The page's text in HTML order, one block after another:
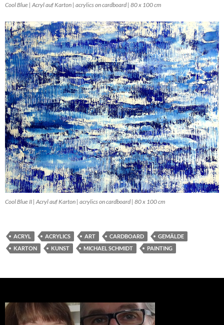
Cool Blue | Acryl auf Karton | acrylics on cardboard | 80 x 100 cm
Cool Blue II | Acryl auf Karton | acrylics on cardboard | 80 x 100 cm
ACRYL ACRYLICS ART CARDBOARD
GEMÄLDE
KARTON
KUNST MICHAEL SCHMIDT PAINTING